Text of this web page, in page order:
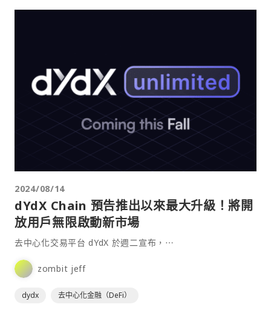
2024/08/14
dYdX Chain 預告推出以來最大升級！將開
放用戶無限啟動新市場
去中心化交易平台 dYdX 於週二宣布，⋯
zombit jeff
dydx 去中心化金融（DeFi）